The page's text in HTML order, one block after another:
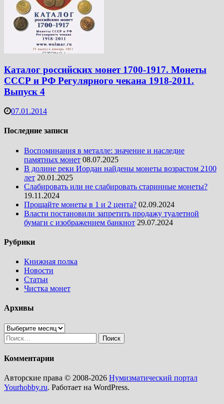
Каталог российских монет 1700-1917. Монеты
СССР и РФ Регулярного чекана 1918-2011.
Выпуск 4
07.01.2014
Последние записи
Воспоминания в металле: значение и наследие
памятных монет 08.07.2025
В долине реки Иордан найдены монеты возрастом 2100
лет 20.01.2025
Слабировать или не слабировать старинные монеты?
19.11.2024
Прощайте монеты в 1 и 2 цента? 02.09.2024
Власти постановили запретить продажу туалетной
бумаги с изображением банкнот 29.07.2024
Рубрики
Книжная полка
Новости
Статьи
Чистка монет
Архивы
Архивы
Найти:
Комментарии
Авторские права © 2008-2026 Нумизматический портал
Yourhobby.ru. Работает на WordPress.